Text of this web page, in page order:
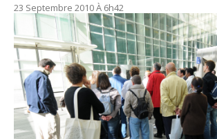
23 Septembre 2010 À 6h42